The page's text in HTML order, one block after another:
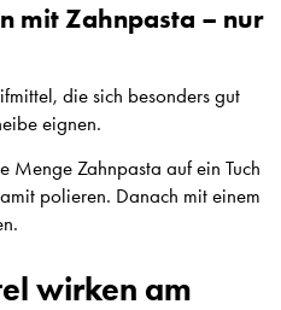
mit Zahnpasta – nur
die sich besonders gut
eignen.
Menge Zahnpasta auf ein Tuch
polieren. Danach mit einem
wirken am